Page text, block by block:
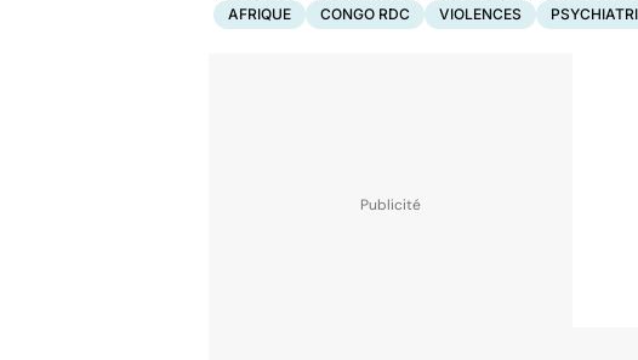
AFRIQUE CONGO RDC VIOLENCES